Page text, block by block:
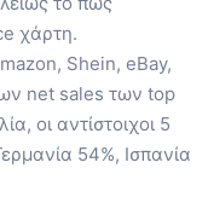
χάρτη.
Shein, eBay,
net sales των top
οι αντίστοιχοι 5
54%, Ισπανία